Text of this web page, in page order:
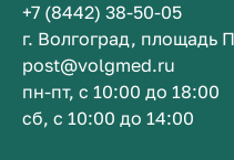
+7 (8442) 38-50-05
г. Волгоград, площадь
post@volgmed.ru
пн-пт, с 10:00 до 18:00
сб, с 10:00 до 14:00